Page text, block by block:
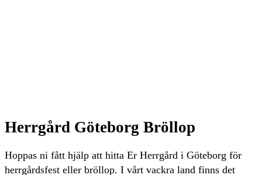
Herrgård Göteborg Bröllop
Hoppas ni fått hjälp att hitta Er Herrgård i Göteborg för
herrgårdsfest eller bröllop. I vårt vackra land finns det